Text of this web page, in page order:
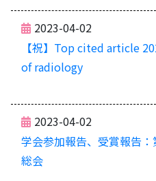
2023-04-02
【祝】Top cited article
of radiology
2023-04-02
学会参加報告、受賞報告
総会